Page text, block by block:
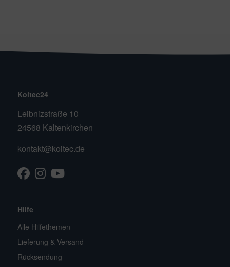
Koitec24
Leibnizstraße 10
24568 Kaltenkirchen
kontakt@koitec.de
Facebook
Instagram
Hilfe
Alle Hilfethemen
Lieferung & Versand
Rücksendung